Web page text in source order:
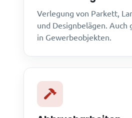
Verlegung von Parkett,
und Designbelägen. Auch
in Gewerbeobjekten.